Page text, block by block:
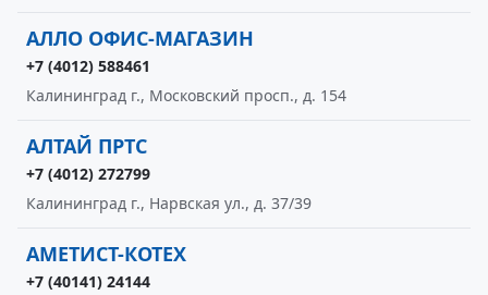
АЛЛО ОФИС-МАГАЗИН
+7 (4012) 588461
Калининград г., Московский просп., д. 154
АЛТАЙ ПРТС
+7 (4012) 272799
Калининград г., Нарвская ул., д. 37/39
АМЕТИСТ-КОТЕХ
+7 (40141) 24144